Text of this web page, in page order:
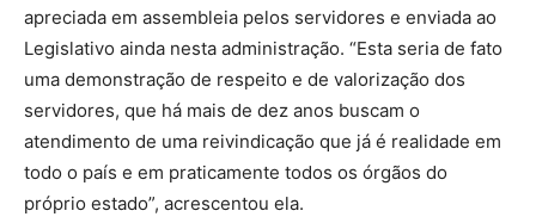
apreciada em assembleia pelos servidores e enviada ao
Legislativo ainda nesta administração. “Esta seria de fato
uma demonstração de respeito e de valorização dos
servidores, que há mais de dez anos buscam o
atendimento de uma reivindicação que já é realidade em
todo o país e em praticamente todos os órgãos do
próprio estado”, acrescentou ela.